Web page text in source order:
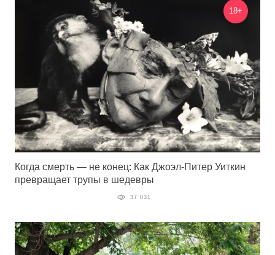
18+
Когда смерть — не конец: Как Джоэл-Питер Уиткин
превращает трупы в шедевры
37 031